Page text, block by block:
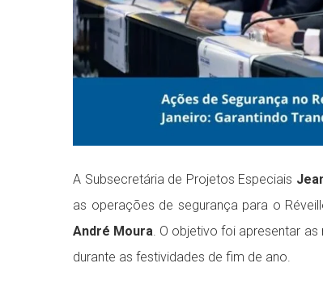
A Subsecretária de Projetos Especiais
as operações de segurança para o
André Moura . O objetivo foi apresentar
durante as festividades de fim de ano.